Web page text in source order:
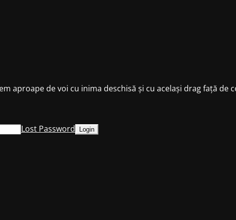
aproape de voi cu inima deschisă și cu același drag față de
Lost Password